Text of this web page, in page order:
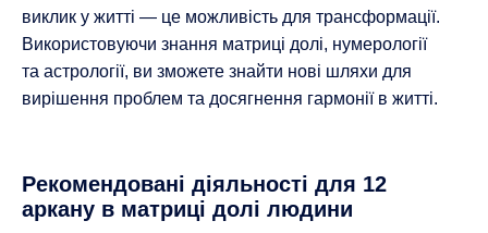
виклик у житті — це можливість для трансформації.
Використовуючи знання матриці долі, нумерології
та астрології, ви зможете знайти нові шляхи для
вирішення проблем та досягнення гармонії в житті.
Рекомендовані діяльності для 12
аркану в матриці долі людини